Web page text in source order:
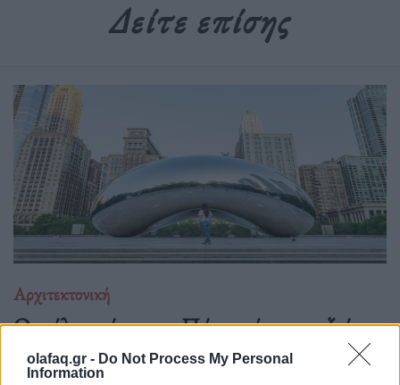
olafaq.gr - Do Not Process My Personal
Information
Δείτε επίσης
Αρχιτεκτονική
Οι πόλεις μέσα μας: Πώς οι τόποι που ζούμε
μάς αλλάζουν